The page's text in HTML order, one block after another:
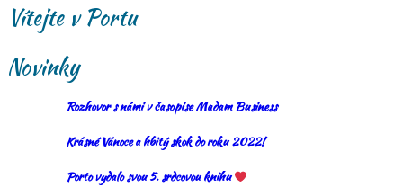
Vítejte v Portu
Novinky
Rozhovor s námi v časopise Madam Business
Krásné Vánoce a hbitý skok do roku 2022!
Porto vydalo svou 5. srdcovou knihu